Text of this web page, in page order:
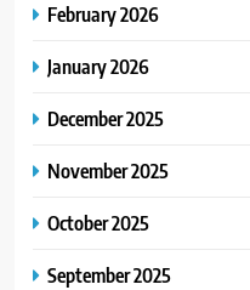
February 2026
January 2026
December 2025
November 2025
October 2025
September 2025